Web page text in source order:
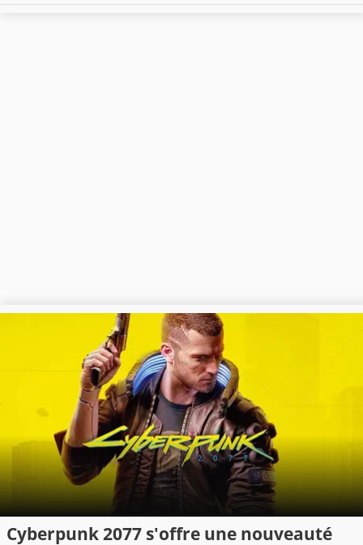
Cyberpunk 2077 s'offre une nouveauté